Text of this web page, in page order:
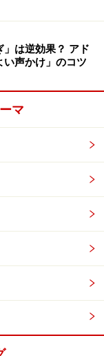
色の輪のなかで
てみましょう
のエリア（3～4
みてください。
して、次の5つ
せない
になる
を取り入れるこ
は逆効果？ アド
い声かけ」のコツ
マ